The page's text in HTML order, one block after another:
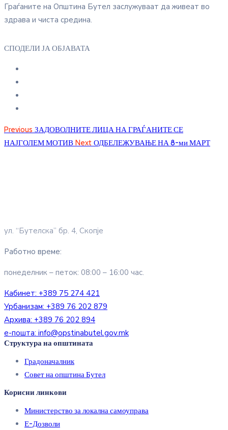
Граѓаните на Општина Бутел заслужуваат да живеат во
здрава и чиста средина.
СПОДЕЛИ ЈА ОБЈАВАТА
Previous ЗАДОВОЛНИТЕ ЛИЦА НА ГРАЃАНИТЕ СЕ
НАЈГОЛЕМ МОТИВ Next ОДБЕЛЕЖУВАЊЕ НА 8-ми МАРТ
ул. “Бутелска” бр. 4, Скопје
Работно време:
понеделник – петок: 08:00 – 16:00 час.
Кабинет: +389 75 274 421
Урбанизам: +389 76 202 879
Архива: +389 76 202 894
е-пошта: info@opstinabutel.gov.mk
Структура на општината
Градоначалник
Совет на општина Бутел
Корисни линкови
Министерство за локална самоуправа
Е-Дозволи